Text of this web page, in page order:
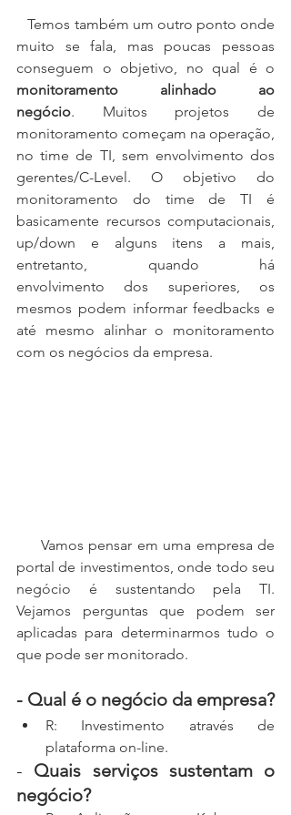
   Temos também um outro ponto onde
muito se fala, mas poucas pessoas
monitoramento alinhado ao
negócio. Muitos projetos de
monitoramento começam na operação,
no time de TI, sem envolvimento dos
gerentes/C-Level. O objetivo do
monitoramento do time de TI é
basicamente recursos computacionais,
up/down e alguns itens a mais,
entretanto, quando há
envolvimento dos superiores, os
mesmos podem informar feedbacks e
até mesmo alinhar o monitoramento
com os negócios da empresa.
portal de investimentos, onde todo seu
negócio é sustentando pela TI.
Vejamos perguntas que podem ser
aplicadas para determinarmos tudo o
que pode ser monitorado.
- Qual é o negócio da empresa?
R: Investimento através de
plataforma on-line.
- Quais serviços sustentam o
negócio?